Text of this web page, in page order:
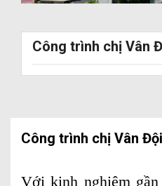
Công trình chị Vân
Công trình chị Vân
Với kinh nghiệm